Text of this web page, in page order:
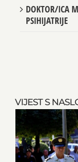
VIJEST S
DOKTOR/ICA
PSIHIJATRIJE